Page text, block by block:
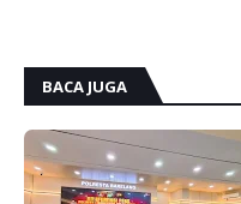
BACA JUGA